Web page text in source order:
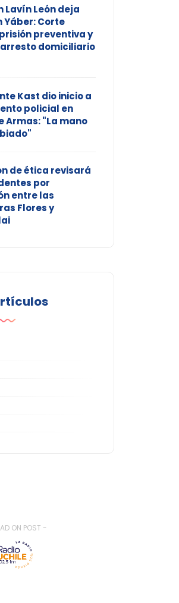
Lavín León deja
Yáber: Corte
preventiva y
domiciliario
Kast dio inicio a
policial en
Armas: "La mano
de ética revisará
por
entre las
Flores y
ON POST -